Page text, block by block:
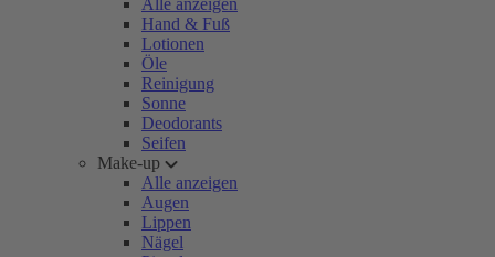
Alle anzeigen
Hand & Fuß
Lotionen
Öle
Reinigung
Sonne
Deodorants
Seifen
Make-up
Alle anzeigen
Augen
Lippen
Nägel